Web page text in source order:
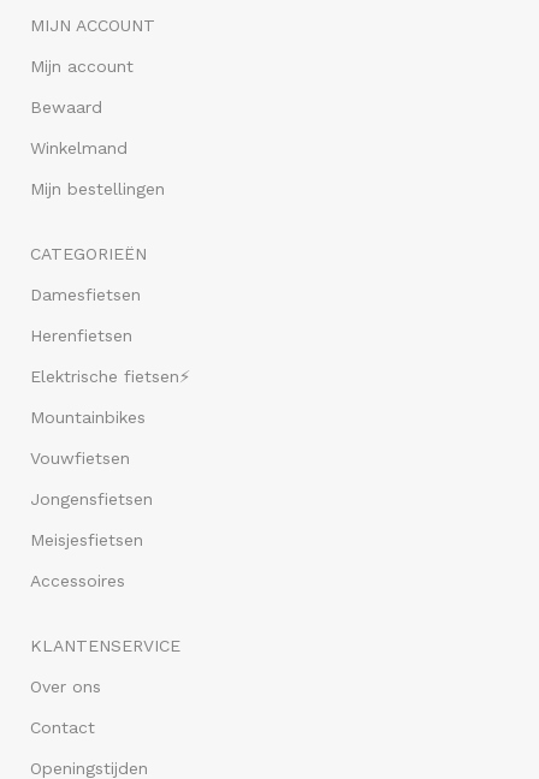
MIJN ACCOUNT
Mijn account
Bewaard
Winkelmand
Mijn bestellingen
CATEGORIEËN
Damesfietsen
Herenfietsen
Elektrische fietsen⚡
Mountainbikes
Vouwfietsen
Jongensfietsen
Meisjesfietsen
Accessoires
KLANTENSERVICE
Over ons
Contact
Openingstijden